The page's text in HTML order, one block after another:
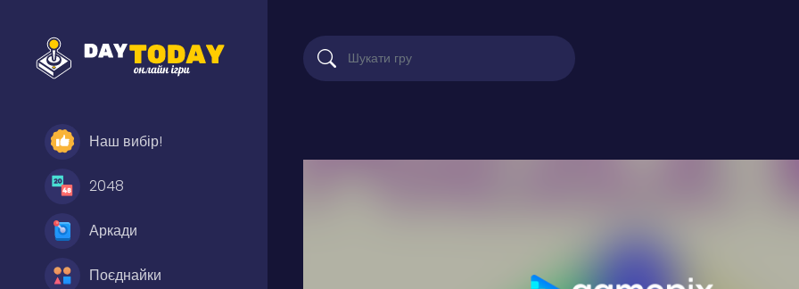
Наш вибір!
2048
Аркади
Поєднайки